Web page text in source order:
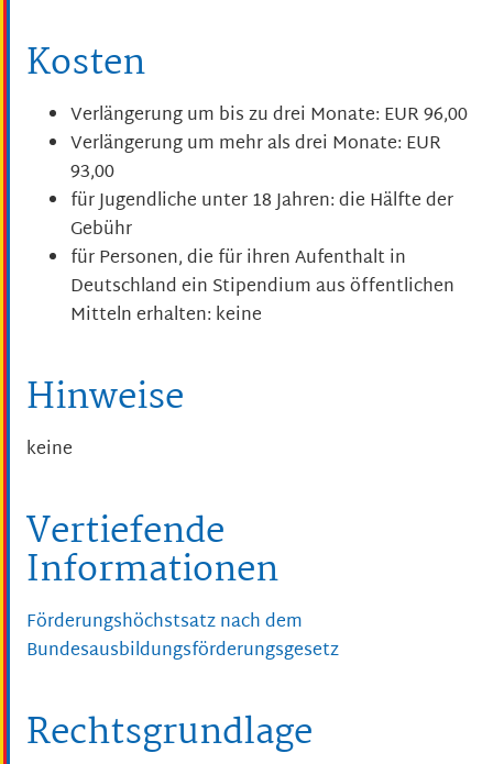
Kosten
Verlängerung um bis zu drei Monate: EUR 96,00
Verlängerung um mehr als drei Monate: EUR
93,00
für Jugendliche unter 18 Jahren: die Hälfte der
Gebühr
für Personen, die für ihren Aufenthalt in
Deutschland ein Stipendium aus öffentlichen
Mitteln erhalten: keine
Hinweise
keine
Vertiefende
Informationen
Förderungshöchstsatz nach dem
Bundesausbildungsförderungsgesetz
Rechtsgrundlage